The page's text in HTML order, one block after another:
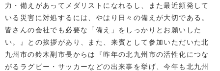
力・備えがあってメダリストになれるし、また最近頻発して
いる災害に対処するには、やはり日々の備えが大切である。
皆さんの会社でも必要な「備え」をしっかりとお願いした
い。』との挨拶があり、また、来賓として参加いただいた北
九州市の鈴木副市長からは『昨年の北九州市の活性化につな
がるラグビー・サッカーなどの出来事を挙げ、今年も北九州